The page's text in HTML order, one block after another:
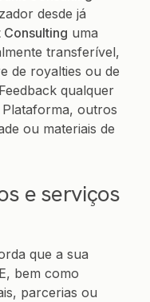
desde já
Consulting uma
transferível,
de royalties ou de
qualquer
outros
ou materiais de
e serviços
que a sua
bem como
parcerias ou